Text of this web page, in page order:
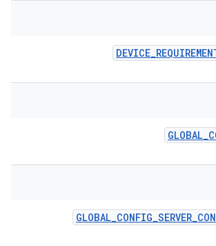
DEVICE_
GLOBAL_
GLOBAL_CONFIG_SERVER_